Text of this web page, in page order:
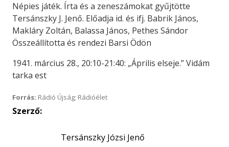
Népies játék. Írta és a zeneszámokat gyűjtötte
Tersánszky J. Jenő. Előadja id. és ifj. Babrik János,
Makláry Zoltán, Balassa János, Pethes Sándor
Összeállította és rendezi Barsi Ödön
1941. március 28., 20:10-21:40: „Április elseje.” Vidám
tarka est
Forrás: Rádió Újság; Rádióélet
Szerző:
Tersánszky Józsi Jenő